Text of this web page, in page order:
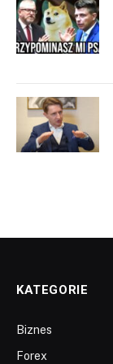
KATEGORIE
Biznes
Forex